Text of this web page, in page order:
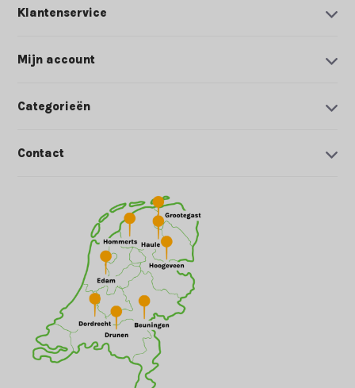
Klantenservice
Mijn account
Categorieën
Contact